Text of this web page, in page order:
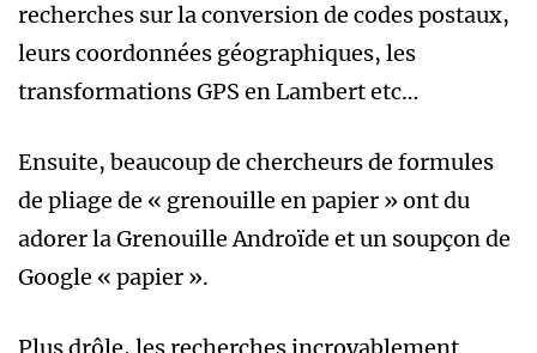
recherches sur la conversion de codes postaux,
leurs coordonnées géographiques, les
transformations GPS en Lambert etc…
Ensuite, beaucoup de chercheurs de formules
de pliage de « grenouille en papier » ont du
adorer la Grenouille Androïde et un soupçon de
Google « papier ».